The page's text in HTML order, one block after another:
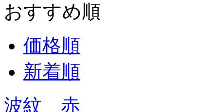
おすすめ順
価格順
新着順
波紋 赤